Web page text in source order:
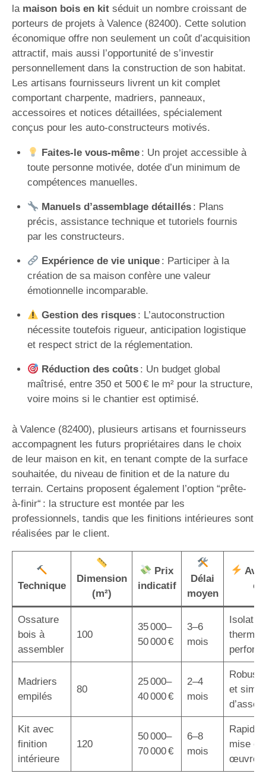
la maison bois en kit séduit un nombre croissant de
porteurs de projets à Valence (82400). Cette solution
économique offre non seulement un coût d’acquisition
attractif, mais aussi l’opportunité de s’investir
personnellement dans la construction de son habitat.
Les artisans fournisseurs livrent un kit complet
comportant charpente, madriers, panneaux,
accessoires et notices détaillées, spécialement
conçus pour les auto-constructeurs motivés.
Faites-le vous-même: Un projet accessible à
toute personne motivée, dotée d’un minimum de
compétences manuelles.
Manuels d’assemblage détaillés: Plans
précis, assistance technique et tutoriels fournis
par les constructeurs.
Expérience de vie unique: Participer à la
création de sa maison confère une valeur
émotionnelle incomparable.
Gestion des risques: L’autoconstruction
nécessite toutefois rigueur, anticipation logistique
et respect strict de la réglementation.
Réduction des coûts: Un budget global
maîtrisé, entre 350 et 500 € le m² pour la structure,
voire moins si le chantier est optimisé.
à Valence (82400), plusieurs artisans et fournisseurs
accompagnent les futurs propriétaires dans le choix
de leur maison en kit, en tenant compte de la surface
souhaitée, du niveau de finition et de la nature du
terrain. Certains proposent également l’option “prête-
à-finir“ : la structure est montée par les
professionnels, tandis que les finitions intérieures sont
réalisées par le client.
Technique
Dimension
(m²)
Prix
indicatif
Délai
moyen
clé
Ossature
bois à
assembler
100
35 000–
50 000 €
3–6
mois
Isolation
Madriers
empilés
80
25 000–
40 000 €
2–4
mois
et
Kit avec
finition
intérieure
120
50 000–
70 000 €
6–8
mois
mise en
œuvre